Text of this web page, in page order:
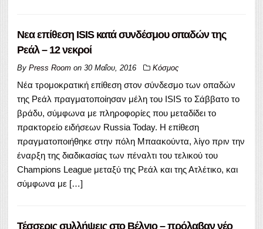
Νεα επίθεση ISIS κατά συνδέσμου οπαδών της
Ρεάλ – 12 νεκροί
By Press Room on 30 Μαΐου, 2016 Κόσμος
Νέα τρομοκρατική επίθεση στον σύνδεσμο των οπαδών
της Ρεάλ πραγματοποίησαν μέλη του ISIS το Σάββατο το
βράδυ, σύμφωνα με πληροφορίες που μεταδίδει το
πρακτορείο ειδήσεων Russia Today. Η επίθεση
πραγματοποιήθηκε στην πόλη Μπαακούντα, λίγο πριν την
έναρξη της διαδικασίας των πέναλτι του τελικού του
Champions League μεταξύ της Ρεάλ και της Ατλέτικο, και
σύμφωνα με […]
Τέσσερις συλλήψεις στο Βέλγιο – πρόλαβαν νέο